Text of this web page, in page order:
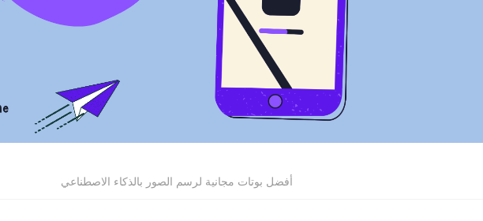
أفضل بوتات مجانية لرسم الصور بالذكاء الاصطناعي